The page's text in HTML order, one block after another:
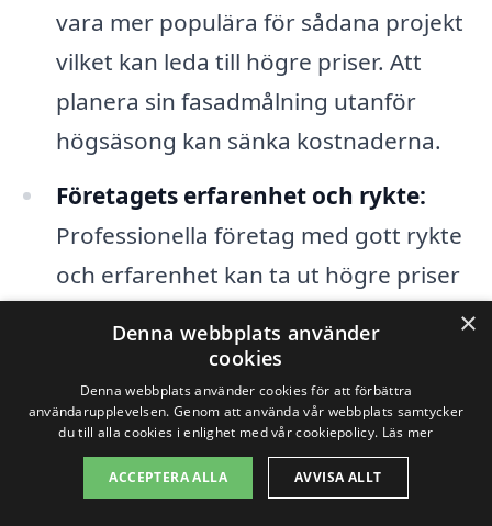
vara mer populära för sådana projekt
vilket kan leda till högre priser. Att
planera sin fasadmålning utanför
högsäsong kan sänka kostnaderna.
Företagets erfarenhet och rykte:
Professionella företag med gott rykte
och erfarenhet kan ta ut högre priser
pålitlighet de erbjuder. Det är viktigt
att väga detta mot budgeten och vad
som ingår i tjänsten.
För att få det bästa erbjudandet på
×
Denna webbplats använder
cookies
Denna webbplats använder cookies för att förbättra
användarupplevelsen. Genom att använda vår webbplats samtycker
du till alla cookies i enlighet med vår cookiepolicy. Läs mer
ACCEPTERA ALLA AVVISA ALLT